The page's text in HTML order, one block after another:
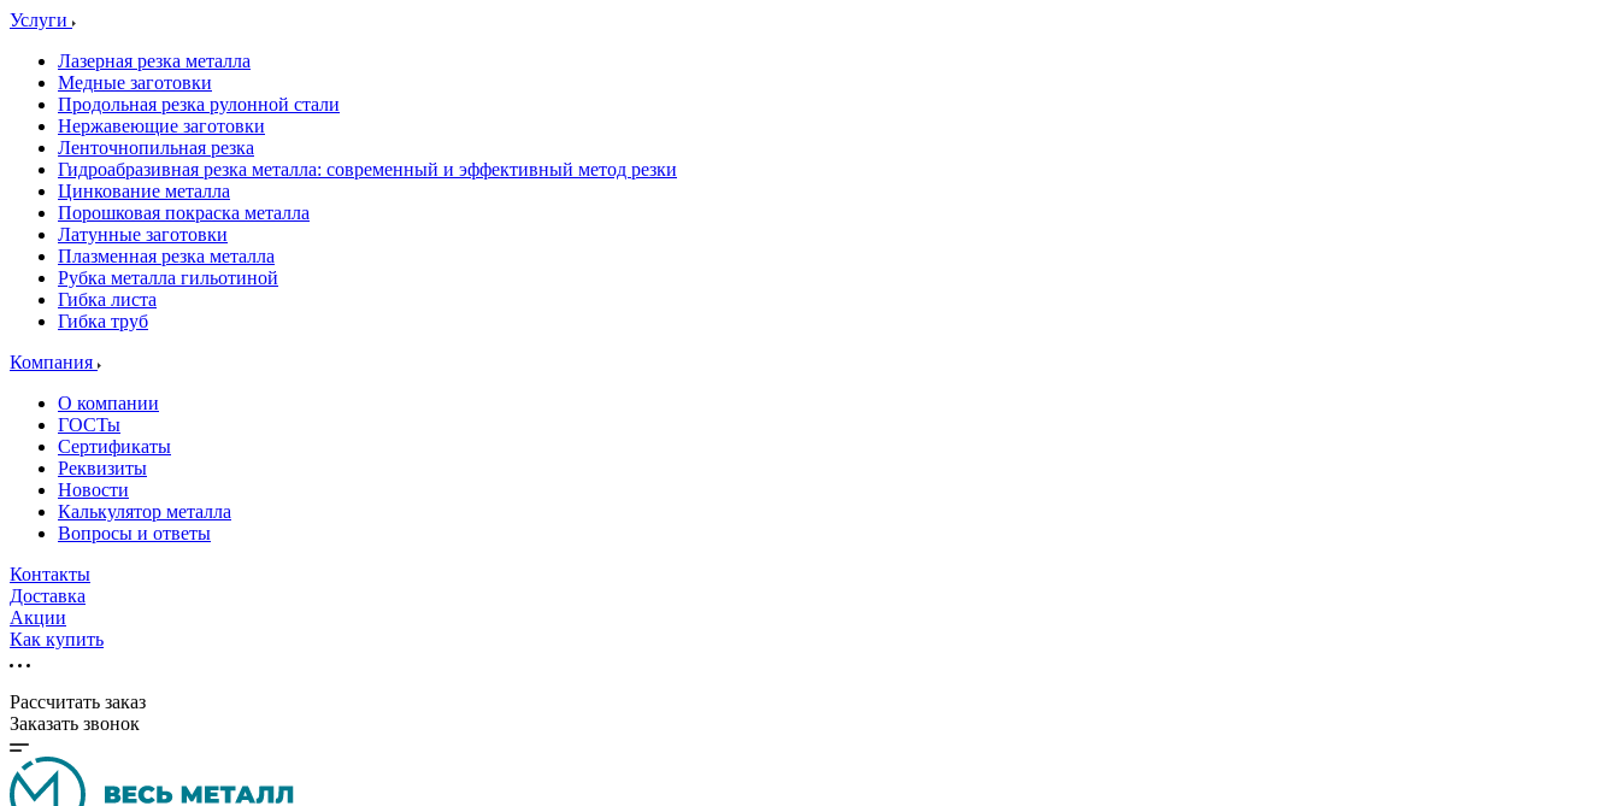
Услуги
Лазерная резка металла
Медные заготовки
Продольная резка рулонной стали
Нержавеющие заготовки
Ленточнопильная резка
Гидроабразивная резка металла: современный и эффективный метод резки
Цинкование металла
Порошковая покраска металла
Латунные заготовки
Плазменная резка металла
Рубка металла гильотиной
Гибка листа
Гибка труб
Компания
О компании
ГОСТы
Сертификаты
Реквизиты
Новости
Калькулятор металла
Вопросы и ответы
Контакты
Доставка
Акции
Как купить
Рассчитать заказ
Заказать звонок